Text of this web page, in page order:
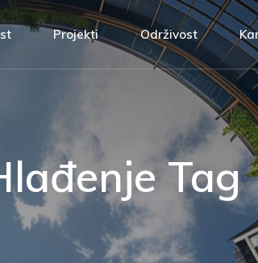
energijom
Projekti Održivost
rješenja
energijom
Tag